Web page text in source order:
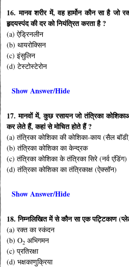
16. मानव शरीर में, वह हार्मोन कौन सा है जो
हृदयस्पंद की दर को नियंत्रित करता है ?
(a) ऐड्रिनलीन
(b) थायरोक्सिन
(c) इंसुलिन
(d) टेस्टोस्टेरोन
Show Answer/Hide
17. मानवों में, कुछ रसायन जो तंत्रिका
कर लेते हैं, कहां से मोचित होते हैं ?
(a) तंत्रिका कोशिका की कोशिका-काय (सैल
(b) तंत्रिका कोशिका का केन्द्रक
(c) तंत्रिका कोशिका के तंत्रिका सिरे (नर्व एंडिंग)
(d) तंत्रिका कोशिका का तंत्रिकाक्ष (ऐक्सॉन)
Show Answer/Hide
18. निम्नलिखित में से कौन सा एक पट्टिकाण
(a) रक्त का स्कंदन
(b) O2 अभिगमन
(c) प्रतिरक्षा
(d) भक्षकाणुक्रिया